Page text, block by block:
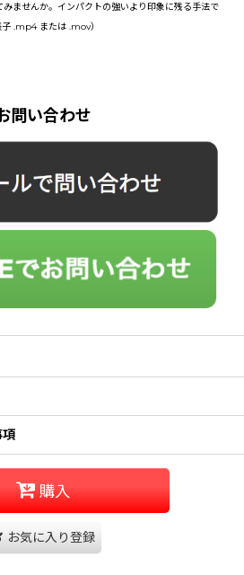
ませんか。インパクトの強いより印象に残る手法で
.mp4 または .mov）
問い合わせ
項
購入
お気に入り登録